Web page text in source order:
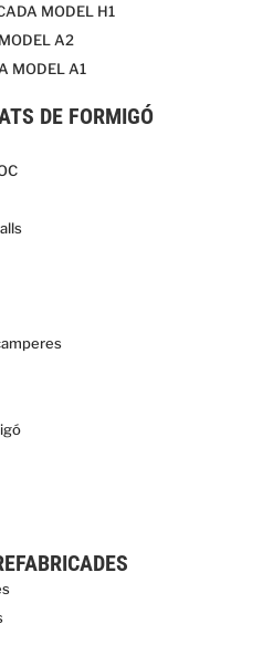
MODEL H1
A2
MODEL A1
DE FORMIGÓ